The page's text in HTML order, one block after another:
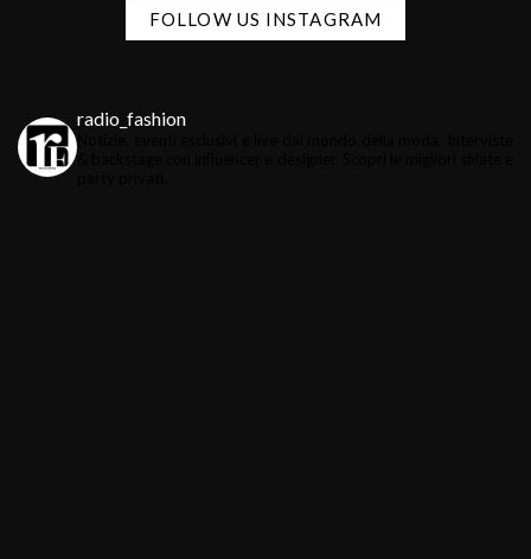
FOLLOW US INSTAGRAM
radio_fashion